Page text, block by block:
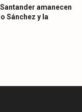
amanecen
Sánchez y la